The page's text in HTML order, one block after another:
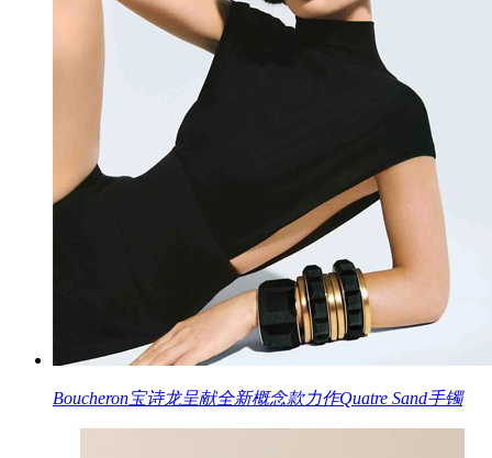
Boucheron宝诗龙呈献全新概念款力作Quatre Sand手镯